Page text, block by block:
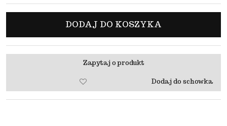
DODAJ DO KOSZYKA
Zapytaj o produkt
Dodaj do schowka